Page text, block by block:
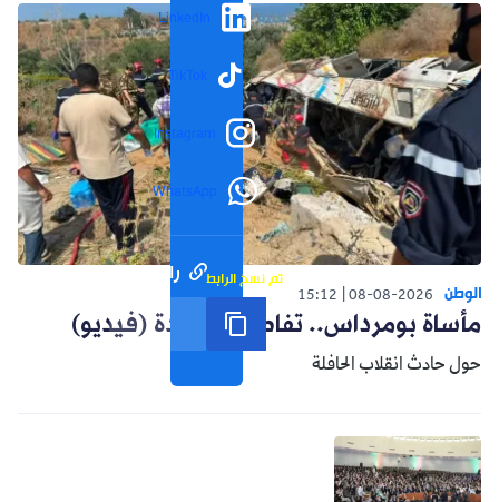
LinkedIn
TikTok
Instagram
WhatsApp
رابط مختصر تم نسخ الرابط
الوطن 08-08-2026
15:12
مأساة بومرداس.. تفاصيل جديدة (فيديو)
حول حادث انقلاب الحافلة